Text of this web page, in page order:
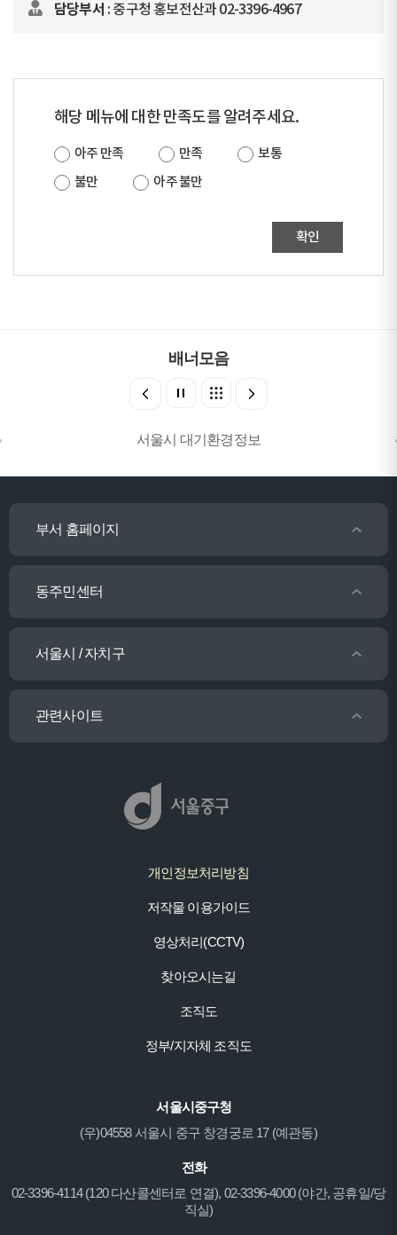
담당부서 : 중구청 홍보전산과 02-3396-4967
해당 메뉴에 대한 만족도를 알려주세요.
아주 만족 만족
보통
불만
아주 불만
확인
배너모음
서울시 대기환경정보
부서 홈페이지
동주민센터
서울시 / 자치구
관련사이트
개인정보처리방침
저작물 이용가이드
영상처리(CCTV)
찾아오시는길
조직도
정부/지자체 조직도
서울시중구청
(우)04558 서울시 중구 창경궁로 17 (예관동)
전화
02-3396-4114 (120 다산콜센터로 연결), 02-3396-4000 (야간, 공휴일/당
직실)